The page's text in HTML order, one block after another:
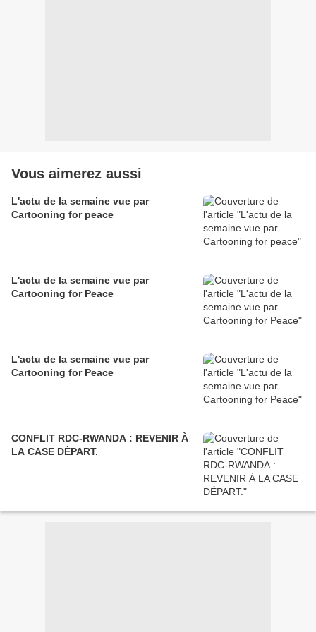
Vous aimerez aussi
L'actu de la semaine vue par
Cartooning for peace
L'actu de la semaine vue par
Cartooning for Peace
L'actu de la semaine vue par
Cartooning for Peace
CONFLIT RDC-RWANDA : REVENIR À
LA CASE DÉPART.